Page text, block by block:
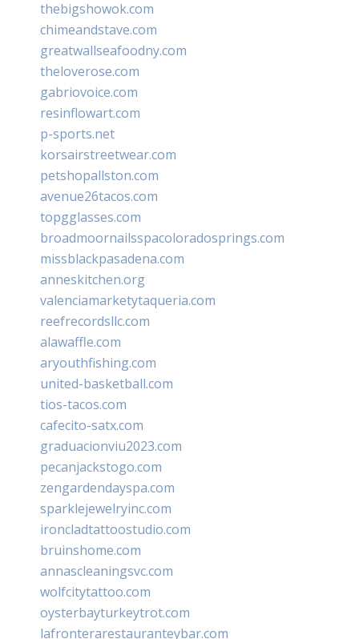
thebigshowok.com
chimeandstave.com
greatwallseafoodny.com
theloverose.com
gabriovoice.com
resinflowart.com
p-sports.net
korsairstreetwear.com
petshopallston.com
avenue26tacos.com
topgglasses.com
broadmoornailsspacoloradosprings.com
missblackpasadena.com
anneskitchen.org
valenciamarketytaqueria.com
reefrecordsllc.com
alawaffle.com
aryouthfishing.com
united-basketball.com
tios-tacos.com
cafecito-satx.com
graduacionviu2023.com
pecanjackstogo.com
zengardendayspa.com
sparklejewelryinc.com
ironcladtattoostudio.com
bruinshome.com
annascleaningsvc.com
wolfcitytattoo.com
oysterbayturkeytrot.com
lafronterarestauranteybar.com